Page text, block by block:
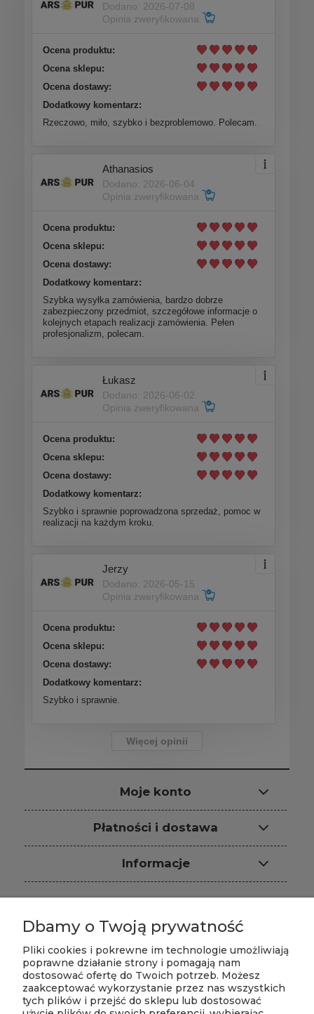
Dodano: 2026-07-08
Opinia zweryfikowana
Ocena produktu:
Ocena sklepu:
Ocena dostawy:
Dodatkowy komentarz:
Rzeczowo, miło, szybko i bezproblemowo. Polecam.
Athanasios
Dodano: 2026-06-04
Opinia zweryfikowana
Ocena produktu:
Ocena sklepu:
Ocena dostawy:
Dodatkowy komentarz:
Szybka wysyłka zamówienia, bardzo dobrze
zabezpieczony przedmiot, szczegółowe informacje o
kolejnych etapach realizacji zamówienia. Pełen
profesjonalizm, polecam.
Łukasz
Dodano: 2026-06-02
Opinia zweryfikowana
Ocena produktu:
Ocena sklepu:
Ocena dostawy:
Dodatkowy komentarz:
Szybko i sprawnie poprowadzona sprzedaż, pomoc w
realizacji na każdym kroku.
Jerzy
Dodano: 2026-05-15
Opinia zweryfikowana
Ocena produktu:
Ocena sklepu:
Ocena dostawy:
Dodatkowy komentarz:
Szybko i sprawnie.
Więcej opinii
Moje konto
Płatności i dostawa
Informacje
Sklep internetowy: ARS-PUR, ul.
Dzwonkowa 4, 96-321 Władysławów,
NIP: 8381068601,
T:+48 602 394 368| +48 721 779 446
E-mail:biuro@piankisklep.pl
Dbamy o Twoją prywatność
Pliki cookies i pokrewne im technologie umożliwiają
poprawne działanie strony i pomagają nam
dostosować ofertę do Twoich potrzeb. Możesz
zaakceptować wykorzystanie przez nas wszystkich
tych plików i przejść do sklepu lub dostosować